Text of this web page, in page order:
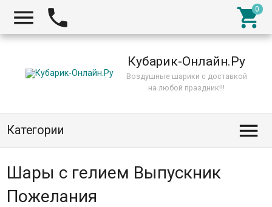
  
Кубарик-Онлайн.Ру
Воздушные шарики с доставкой
на любой праздник!!!
Категории 
Шары с гелием Выпускник
Пожелания